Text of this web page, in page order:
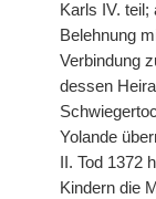
Karls IV.
Belehnung
Verbindung
dessen
Yolande
II. Tod 1372
Kindern die